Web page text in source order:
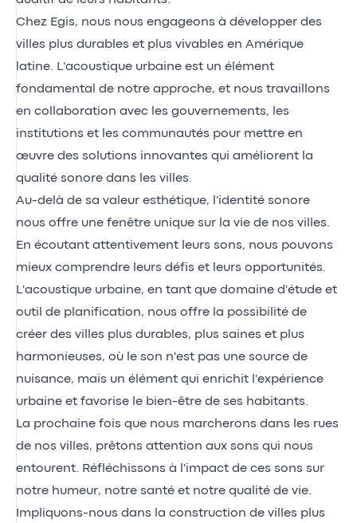
Chez Egis, nous nous engageons à développer des
villes plus durables et plus vivables en Amérique
latine. L'acoustique urbaine est un élément
fondamental de notre approche, et nous travaillons
en collaboration avec les gouvernements, les
institutions et les communautés pour mettre en
œuvre des solutions innovantes qui améliorent la
qualité sonore dans les villes.
Au-delà de sa valeur esthétique, l'identité sonore
nous offre une fenêtre unique sur la vie de nos villes.
En écoutant attentivement leurs sons, nous pouvons
mieux comprendre leurs défis et leurs opportunités.
L'acoustique urbaine, en tant que domaine d'étude et
outil de planification, nous offre la possibilité de
créer des villes plus durables, plus saines et plus
harmonieuses, où le son n'est pas une source de
nuisance, mais un élément qui enrichit l'expérience
urbaine et favorise le bien-être de ses habitants.
La prochaine fois que nous marcherons dans les rues
de nos villes, prêtons attention aux sons qui nous
entourent. Réfléchissons à l'impact de ces sons sur
notre humeur, notre santé et notre qualité de vie.
Impliquons-nous dans la construction de villes plus